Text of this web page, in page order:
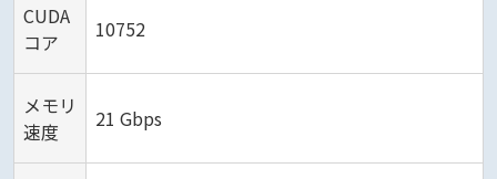
CUDA
コア
10752
メモリ
速度
21 Gbps